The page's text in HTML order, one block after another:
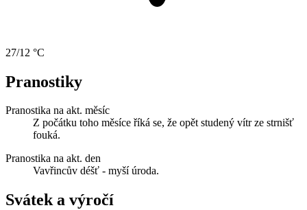
27/12 °C
Pranostiky
Pranostika na akt. měsíc
Z počátku toho měsíce říká se, že opět studený vítr ze strnišť
fouká.
Pranostika na akt. den
Vavřincův déšť - myší úroda.
Svátek a výročí